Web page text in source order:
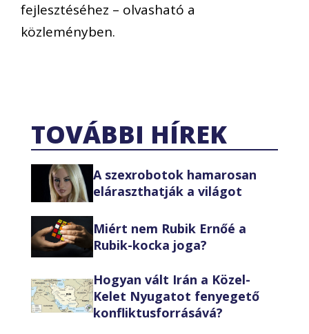
fejlesztéséhez – olvasható a
közleményben.
TOVÁBBI HÍREK
A szexrobotok hamarosan
eláraszthatják a világot
Miért nem Rubik Ernőé a
Rubik-kocka joga?
Hogyan vált Irán a Közel-
Kelet Nyugatot fenyegető
konfliktusforrásává?